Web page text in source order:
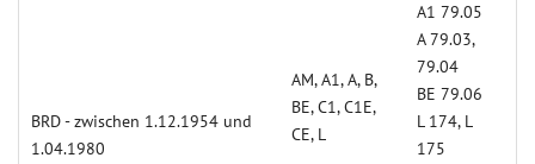
BRD - zwischen 1.12.1954 und
1.04.1980
AM, A1, A, B,
BE, C1, C1E,
CE, L
A1 79.05
A 79.03,
79.04
BE 79.06
L 174, L
175